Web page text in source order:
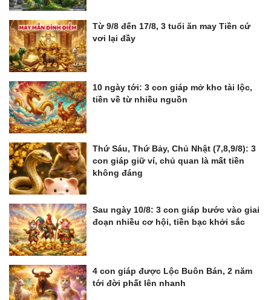
Từ 9/8 đến 17/8, 3 tuổi ăn may Tiền cứ
vơi lại đầy
10 ngày tới: 3 con giáp mở kho tài lộc,
tiền về từ nhiều nguồn
Thứ Sáu, Thứ Bảy, Chủ Nhật (7,8,9/8): 3
con giáp giữ ví, chủ quan là mất tiền
không đáng
Sau ngày 10/8: 3 con giáp bước vào giai
đoạn nhiều cơ hội, tiền bạc khởi sắc
4 con giáp được Lộc Buôn Bán, 2 năm
tới đời phất lên nhanh